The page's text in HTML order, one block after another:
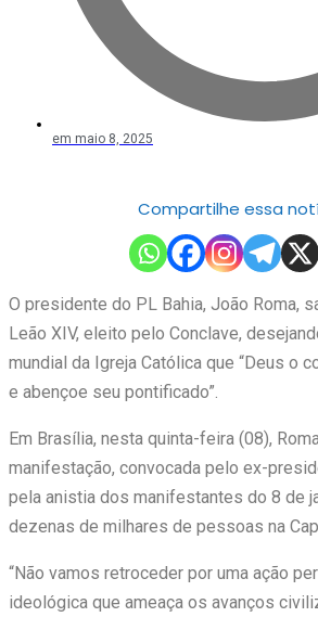
em maio 8, 2025
Compartilhe essa
O presidente do PL Bahia, João Roma,
Leão XIV, eleito pelo Conclave,
mundial da Igreja Católica que “Deus o
e abençoe seu pontificado”.
Em Brasília, nesta quinta-feira (08),
manifestação, convocada pelo ex-
pela anistia dos manifestantes do 8 de
dezenas de milhares de pessoas na
“Não vamos retroceder por uma ação
ideológica que ameaça os avanços